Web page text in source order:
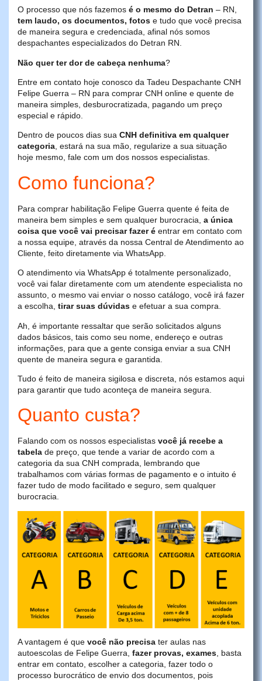
O processo que nós fazemos é o mesmo do Detran – RN,
tem laudo, os documentos, fotos e tudo que você precisa
de maneira segura e credenciada, afinal nós somos
despachantes especializados do Detran RN.
Não quer ter dor de cabeça nenhuma?
Entre em contato hoje conosco da Tadeu Despachante CNH
Felipe Guerra – RN para comprar CNH online e quente de
maneira simples, desburocratizada, pagando um preço
especial e rápido.
Dentro de poucos dias sua CNH definitiva em qualquer
categoria, estará na sua mão, regularize a sua situação
hoje mesmo, fale com um dos nossos especialistas.
Como funciona?
Para comprar habilitação Felipe Guerra quente é feita de
maneira bem simples e sem qualquer burocracia, a única
coisa que você vai precisar fazer é entrar em contato com
a nossa equipe, através da nossa Central de Atendimento ao
Cliente, feito diretamente via WhatsApp.
O atendimento via WhatsApp é totalmente personalizado,
você vai falar diretamente com um atendente especialista no
assunto, o mesmo vai enviar o nosso catálogo, você irá fazer
a escolha, tirar suas dúvidas e efetuar a sua compra.
Ah, é importante ressaltar que serão solicitados alguns
dados básicos, tais como seu nome, endereço e outras
informações, para que a gente consiga enviar a sua CNH
quente de maneira segura e garantida.
Tudo é feito de maneira sigilosa e discreta, nós estamos aqui
para garantir que tudo aconteça de maneira segura.
Quanto custa?
Falando com os nossos especialistas você já recebe a
tabela de preço, que tende a variar de acordo com a
categoria da sua CNH comprada, lembrando que
trabalhamos com várias formas de pagamento e o intuito é
fazer tudo de modo facilitado e seguro, sem qualquer
burocracia.
A vantagem é que você não precisa ter aulas nas
autoescolas de Felipe Guerra, fazer provas, exames, basta
entrar em contato, escolher a categoria, fazer todo o
processo burocrático de envio dos documentos, pois